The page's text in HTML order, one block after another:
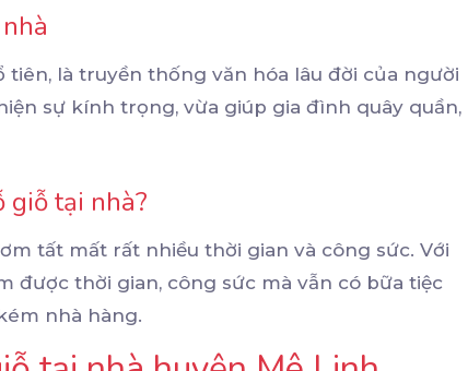
là truyền thống văn hóa lâu đời của người
sự kính trọng, vừa giúp gia đình quây quần,
giỗ tại nhà?
tất mất rất nhiều thời gian và công sức. Với
được thời gian, công sức mà vẫn có bữa tiệc
nhà hàng.